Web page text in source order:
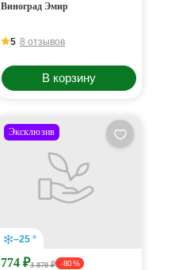
Виноград Эмир
5 8 отзывов
В корзину
Эксклюзив
–25 °
774 ₽3 870 ₽ - 80 %